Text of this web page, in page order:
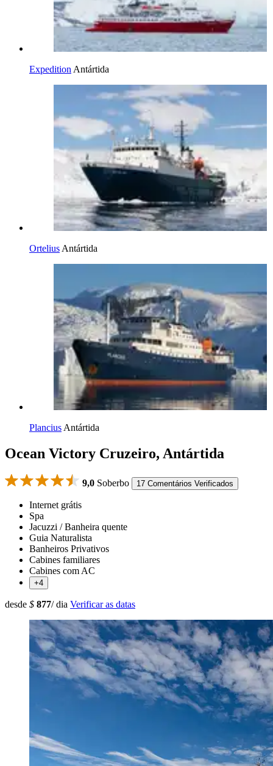
Expedition Antártida
Ortelius Antártida
Plancius Antártida
Ocean Victory Cruzeiro, Antártida
9,0 Soberbo 17 Comentários Verificados
Internet grátis
Spa
Jacuzzi / Banheira quente
Guia Naturalista
Banheiros Privativos
Cabines familiares
Cabines com AC
+4
desde $ 877/ dia Verificar as datas